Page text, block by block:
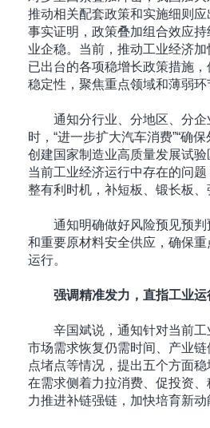
推动相关配套政策和实施细则应
事实证明，政策叠加组合效应
业企稳。当前，推动工业经济
已出台的各项稳增长政策措施，
稳定性，聚焦重点领域和薄弱环
通知分行业、分地区、分企
时，“进一步扩大汽车消费”“确
创建国家制造业高质量发展试验
当前工业经济运行中存在的问
整有利时机，补短板、锻长板、
通知明确做好风险预见预判
和重要原材料安全供应，确保
运行。
强调精准发力，直指工业
辛国斌说，通知针对当前工
市场需求恢复仍需时间、产业
点堵点等情况，提出五个方面稳
在需求侧着力拉消费、促投资
力推进补链强链，加快培育新动